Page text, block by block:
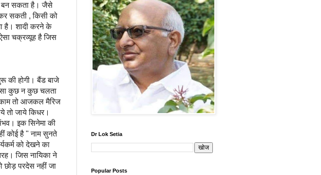
बन सकता है। जैसे
सकती , किसी को
है। शादी करने के
चक्रव्यूह है जिस
की होगी। बैंड बाजे
कुछ न कुछ चलता
तो आजकल मैरिज
तो जाये किधर।
इक सिनेमा की
कोई है " नाम सुनते
को देखने का
जिस नायिका ने
परदेस नहीं जा
Dr Lok Setia
Popular Posts